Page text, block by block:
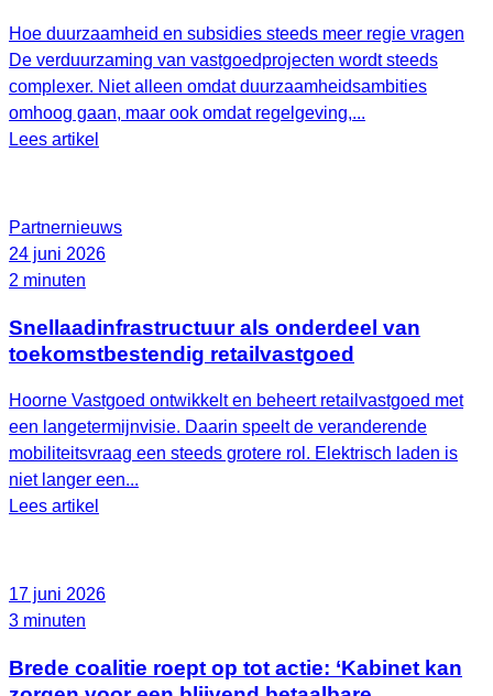
Hoe duurzaamheid en subsidies steeds meer regie vragen
De verduurzaming van vastgoedprojecten wordt steeds
complexer. Niet alleen omdat duurzaamheidsambities
omhoog gaan, maar ook omdat regelgeving,...
Lees artikel
Partnernieuws
24 juni 2026
2 minuten
Snellaadinfrastructuur als onderdeel van
toekomstbestendig retailvastgoed
Hoorne Vastgoed ontwikkelt en beheert retailvastgoed met
een langetermijnvisie. Daarin speelt de veranderende
mobiliteitsvraag een steeds grotere rol. Elektrisch laden is
niet langer een...
Lees artikel
17 juni 2026
3 minuten
Brede coalitie roept op tot actie: ‘Kabinet kan